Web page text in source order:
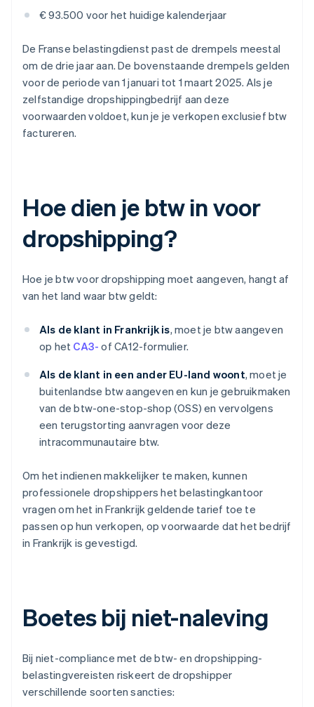
€ 93.500 voor het huidige kalenderjaar
De Franse belastingdienst past de drempels meestal
om de drie jaar aan. De bovenstaande drempels gelden
voor de periode van 1 januari tot 1 maart 2025. Als je
zelfstandige dropshippingbedrijf aan deze
voorwaarden voldoet, kun je je verkopen exclusief btw
factureren.
Hoe dien je btw in voor
dropshipping?
Hoe je btw voor dropshipping moet aangeven, hangt af
van het land waar btw geldt:
Als de klant in Frankrijk is, moet je btw aangeven
op het CA3- of CA12-formulier.
Als de klant in een ander EU-land woont, moet je
buitenlandse btw aangeven en kun je gebruikmaken
van de btw-one-stop-shop (OSS) en vervolgens
een terugstorting aanvragen voor deze
intracommunautaire btw.
Om het indienen makkelijker te maken, kunnen
professionele dropshippers het belastingkantoor
vragen om het in Frankrijk geldende tarief toe te
passen op hun verkopen, op voorwaarde dat het bedrijf
in Frankrijk is gevestigd.
Boetes bij niet-naleving
Bij niet-compliance met de btw- en dropshipping-
belastingvereisten riskeert de dropshipper
verschillende soorten sancties: